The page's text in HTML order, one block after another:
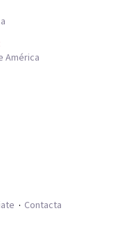
América
Contacta